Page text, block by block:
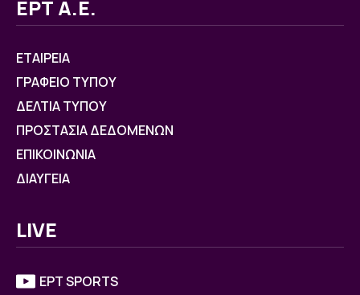
ΕΡΤ Α.Ε.
ΕΤΑΙΡΕΙΑ
ΓΡΑΦΕΙΟ ΤΥΠΟΥ
ΔΕΛΤΙΑ ΤΥΠΟΥ
ΠΡΟΣΤΑΣΙΑ ΔΕΔΟΜΕΝΩΝ
ΕΠΙΚΟΙΝΩΝΙΑ
ΔΙΑΥΓΕΙΑ
LIVE
ΕΡΤ SPORTS